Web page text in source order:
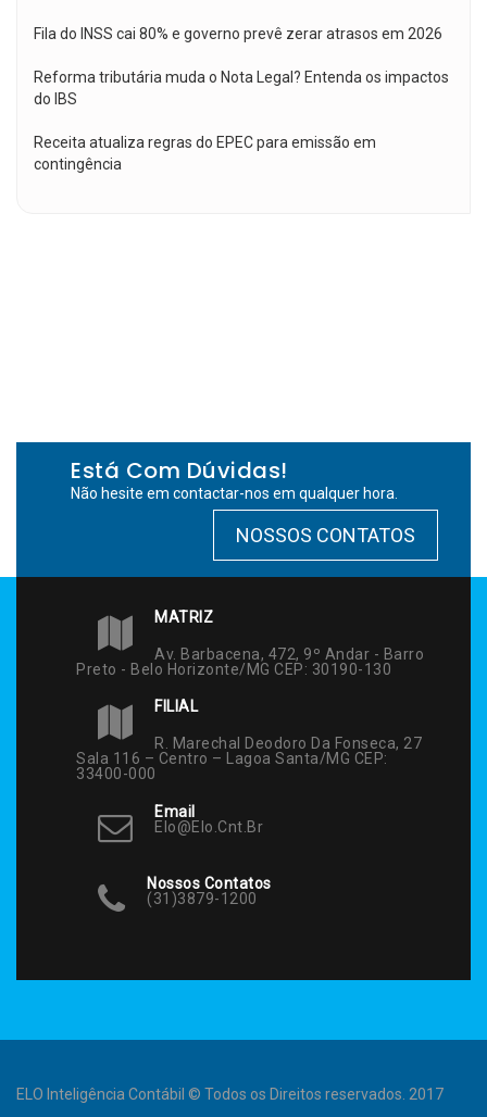
Fila do INSS cai 80% e governo prevê zerar atrasos em 2026
Reforma tributária muda o Nota Legal? Entenda os impactos
do IBS
Receita atualiza regras do EPEC para emissão em
contingência
Está Com Dúvidas!
Não hesite em contactar-nos em qualquer hora.
NOSSOS CONTATOS
MATRIZ
Av. Barbacena, 472, 9º Andar - Barro
Preto - Belo Horizonte/MG CEP: 30190-130
FILIAL
R. Marechal Deodoro Da Fonseca, 27
Sala 116 – Centro – Lagoa Santa/MG CEP:
33400-000
Email
Elo@elo.cnt.br
Nossos Contatos
(31)3879-1200
ELO Inteligência Contábil © Todos os Direitos reservados. 2017